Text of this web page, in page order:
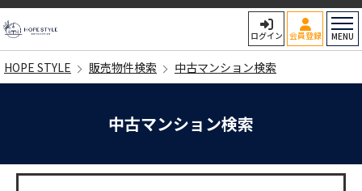
ログイン 会員登録 MENU
HOPE STYLE 販売物件検索 中古マンション検索
中古マンション検索